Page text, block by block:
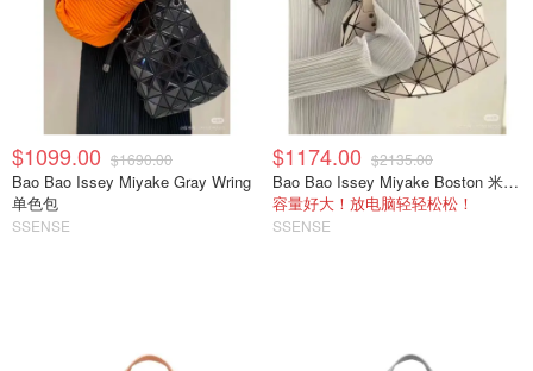
$1099.00 $1690.00
Bao Bao Issey Miyake Gray Wring
单色包
SSENSE
$1174.00 $2135.00
Bao Bao Issey Miyake Boston 米色手提包
容量好大！放电脑轻轻松松！
SSENSE